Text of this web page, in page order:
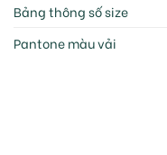
Bảng thông số size
Pantone màu vải